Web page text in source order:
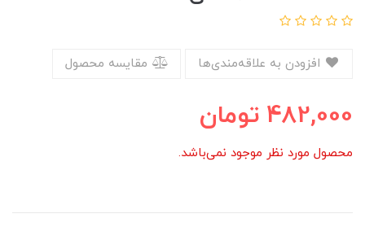
مقایسه محصول
482,000 تومان
محصول مورد نظر موجود نمی‌باشد.